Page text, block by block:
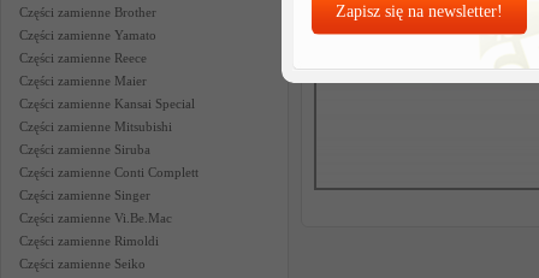
Zapisz się na newsletter!
Części zamienne Brother
Części zamienne Yamato
Części zamienne Reece
Części zamienne Maier
Części zamienne Kansai Special
Części zamienne Mitsubishi
Części zamienne Siruba
Części zamienne Conti Complett
Części zamienne Singer
Części zamienne Vi.Be.Mac
Części zamienne Rimoldi
Części zamienne Seiko